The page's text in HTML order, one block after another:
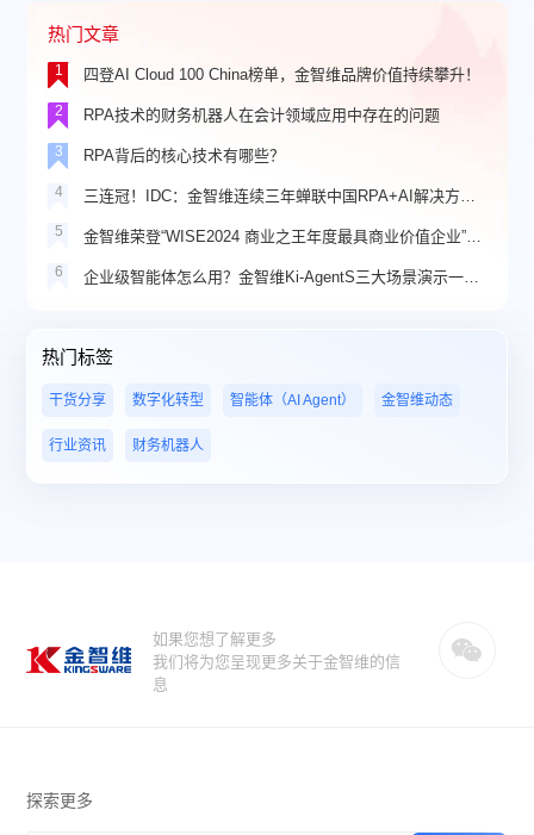
热门文章
1 四登AI Cloud 100 China榜单，金智维品牌价值持续攀升！
2 RPA技术的财务机器人在会计领域应用中存在的问题
3 RPA背后的核心技术有哪些？
4 三连冠！IDC：金智维连续三年蝉联中国RPA+AI解决方案市场份额第一
5
6
热门标签
干货分享 数字化转型 智能体（AI Agent） 金智维动态
行业资讯 财务机器人
如果您想了解更多
我们将为您呈现更多关于金智维的信
息
探索更多